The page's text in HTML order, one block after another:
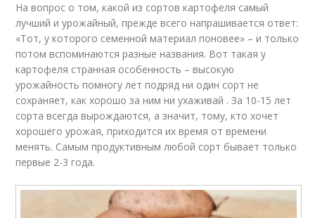
На вопрос о том, какой из сортов картофеля самый
лучший и урожайный, прежде всего напрашивается ответ:
«Тот, у которого семенной материал поновее» – и только
потом вспоминаются разные названия. Вот такая у
картофеля странная особенность – высокую
урожайность помногу лет подряд ни один сорт не
сохраняет, как хорошо за ним ни ухаживай . За 10-15 лет
сорта всегда вырождаются, а значит, тому, кто хочет
хорошего урожая, приходится их время от времени
менять. Самым продуктивным любой сорт бывает только
первые 2-3 года.